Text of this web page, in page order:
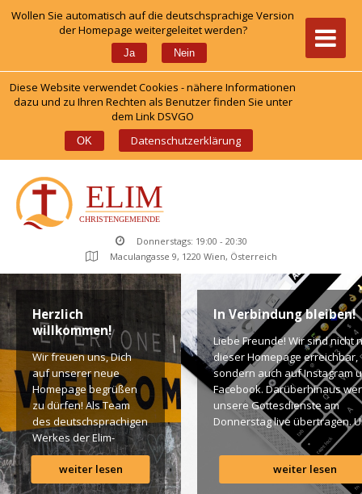
Wollen Sie automatisch auf die deutschsprachige Version
der Homepage weitergeleitet werden?
Ja Nein
Diese Website verwendet Cookies - nähere Informationen
dazu und zu Ihren Rechten als Benutzer finden Sie unter
dem Link DSVGO
OK Datenschutzerklärung
Donnerstags: 19:00 - 20:30
Maculangasse 9, 1220 Wien, Österreich
Herzlich
willkommen!
Wir freuen uns, Dich
auf unserer neue
Homepage begrüßen
zu dürfen! Als Team
des deutschsprachigen
Werkes der Elim-
Gemeinde ist es für
uns ein großes
Anliegen […]
weiter lesen
In Verbindung bleiben!
Liebe Freunde! Wir sind nicht
dieser Homepage erreichbar,
ondern auch auf Instagram
Facebook. Darüberhinaus
unsere Gottesdienste am
Donnerstag live übertragen.
findet Ihr dazu alle Links.
Segen! Live-Übertragung
Gottesdienst: http://
Instagram: http://elim.wien
weiter lesen